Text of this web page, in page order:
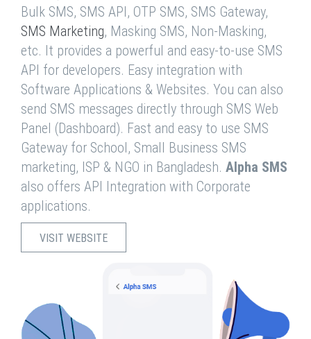
Bulk SMS, SMS API, OTP SMS, SMS Gateway,
SMS Marketing, Masking SMS, Non-Masking,
etc. It provides a powerful and easy-to-use SMS
API for developers. Easy integration with
Software Applications & Websites. You can also
send SMS messages directly through SMS Web
Panel (Dashboard). Fast and easy to use SMS
Gateway for School, Small Business SMS
marketing, ISP & NGO in Bangladesh. Alpha SMS
also offers API Integration with Corporate
applications.
VISIT WEBSITE